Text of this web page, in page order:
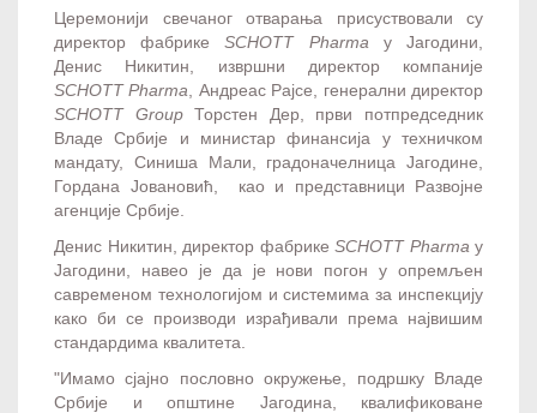
Церемонији свечаног отварања присуствовали су
директор фабрикеSCHOTT Pharma у Јагодини,
Денис Никитин, извршни директор компаније
SCHOTT Pharma , Андреас Рајсе, генерални директор
SCHOTT GroupТорстен Дер, први потпредседник
Владе Србије и министар финансија у техничком
мандату, Синиша Мали, градоначелница Јагодине,
Гордана Јовановић, као и представници Развојне
агенције Србије.
Денис Никитин, директор фабрике SCHOTT Pharma у
Јагодини, навео је да је нови погон у опремљен
савременом технологијом и системима за инспекцију
како би се производи израђивали према највишим
стандардима квалитета.
"Имамо сјајно пословно окружење, подршку Владе
Србије и општине Јагодина, квалификоване